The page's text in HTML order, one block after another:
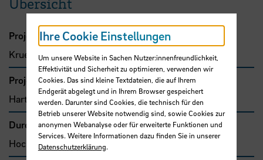
Projektleitung
Krueger, Antje, Prof. Dr.
Projektbeteiligte
Hartmann, Rainer, Prof. Dr.
Durchführende Organisation
Hochschule Bremen, Fakultät 3
Ihre Cookie Einstellungen
Um unsere Website in Sachen Nutzer:innenfreundlichkeit,
Effektivität und Sicherheit zu optimieren, verwenden wir
Cookies. Das sind kleine Textdateien, die auf Ihrem
Endgerät abgelegt und in Ihrem Browser gespeichert
werden. Darunter sind Cookies, die technisch für den
Betrieb unserer Website notwendig sind, sowie Cookies zur
anonymen Webanalyse oder für erweiterte Funktionen und
Services. Weitere Informationen dazu finden Sie in unserer
Datenschutzerklärung.